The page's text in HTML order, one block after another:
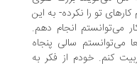
را نکرده- به این
انجام دهم.
سالی پنجاه
خودم از فکر به